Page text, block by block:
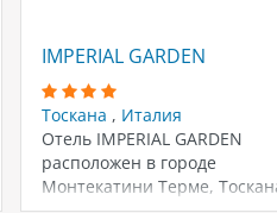
IMPERIAL GARDEN
Тоскана , Италия
Отель IMPERIAL GARDEN
расположен в городе
Монтекатини Терме,